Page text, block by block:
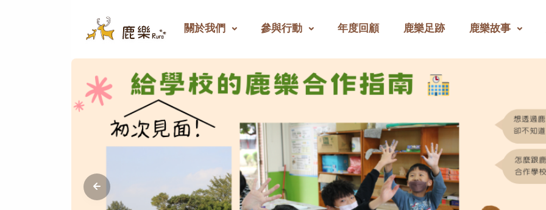
關於我們 參與行動 年度回顧 鹿樂足跡 鹿樂故事
鹿樂 - 偏鄉教育群力平臺